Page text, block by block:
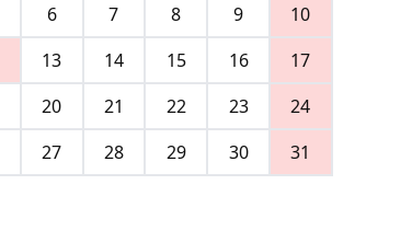
6 7 8 9
10
13 14 15 16
17
20 21 22 23
24
27 28 29 30 31